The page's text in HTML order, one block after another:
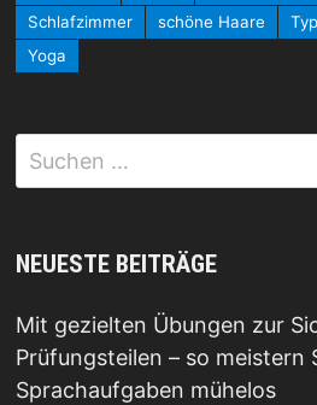
Schlafzimmer
schöne Haare
Yoga
Suchen
nach:
NEUESTE BEITRÄGE
Mit gezielten Übungen zur
Prüfungsteilen – so meistern
Sprachaufgaben mühelos